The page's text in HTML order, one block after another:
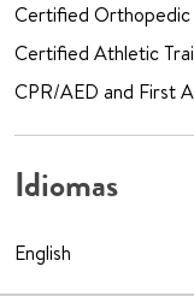
Certified Orthopedic
Certified Athletic
CPR/AED and First
Idiomas
English